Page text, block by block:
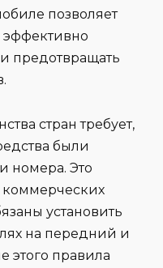
позволяет
эффективно
предотвращать
стран требует,
были
номера. Это
коммерческих
установить
на передний и
этого правила